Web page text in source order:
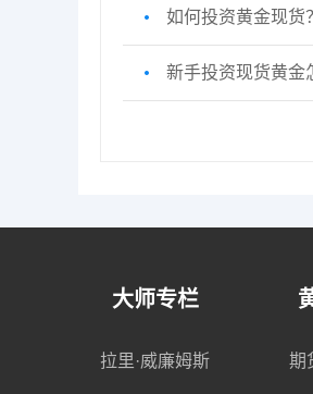
如何投资黄金现货
新手投资现货黄金
大师专栏
拉里·威廉姆斯 期